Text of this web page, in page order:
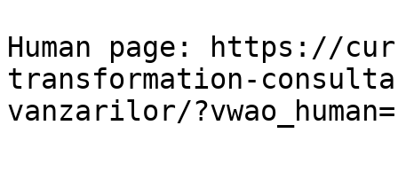
Human page: https://
transformation-
vanzarilor/